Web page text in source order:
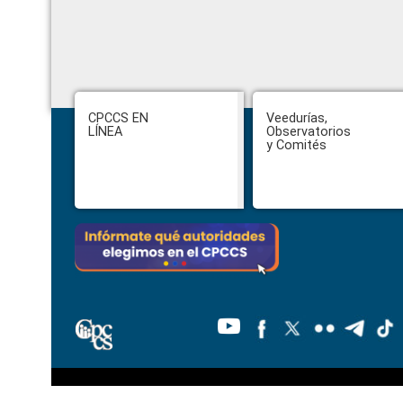
Footer
CPCCS EN
LÍNEA
Veedurías,
Observatorios
y Comités